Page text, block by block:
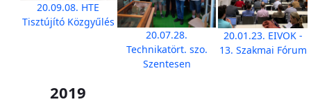
20.09.08. HTE
Tisztújító Közgyűlés
20.07.28.
Technikatört. szo.
Szentesen
20.01.23. EIVOK -
13. Szakmai Fórum
2019